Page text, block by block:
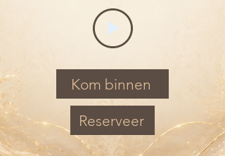
Kom binnen
Reserveer